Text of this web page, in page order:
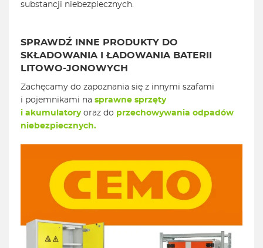
substancji niebezpiecznych.
SPRAWDŹ INNE PRODUKTY DO
SKŁADOWANIA I ŁADOWANIA BATERII
LITOWO-JONOWYCH
Zachęcamy do zapoznania się z innymi szafami
i pojemnikami na sprawne sprzęty
i akumulatoryoraz do przechowywania odpadów
niebezpiecznych.